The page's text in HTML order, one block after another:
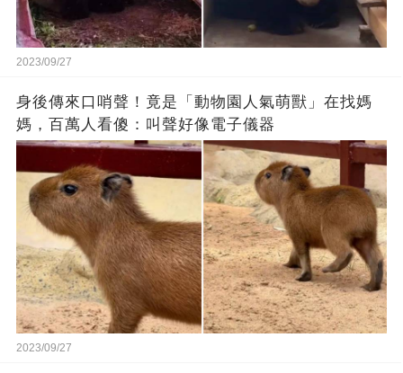
2023/09/27
身後傳來口哨聲！竟是「動物園人氣萌獸」在找媽
媽，百萬人看傻：叫聲好像電子儀器
2023/09/27